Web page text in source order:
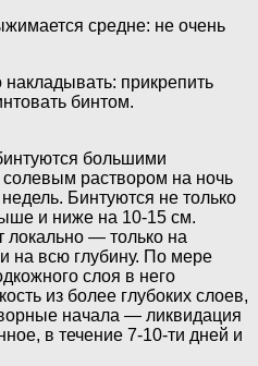
средне: не очень
накладывать: прикрепить
бинтом.
большими
раствором на ночь
Бинтуются не только
и ниже на 10-15 см.
локально — только на
на всю глубину. По мере
слоя в него
из более глубоких слоев,
начала — ликвидация
в течение 7-10-ти дней и